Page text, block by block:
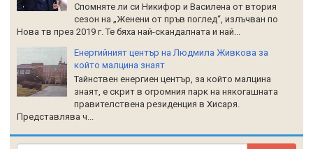
Спомняте ли си Никифор и Василена от втория
сезон на „Женени от пръв поглед“, излъчван по
Нова тв през 2019 г. Те бяха най-скандалната и най...
Енергийният център на Людмила Живкова за
който малцина знаят
Тайнствен енергиен център, за който малцина
знаят, е скрит в огромния парк на някогашната
правителствена резиденция в Хисаря.
Представлява ч...